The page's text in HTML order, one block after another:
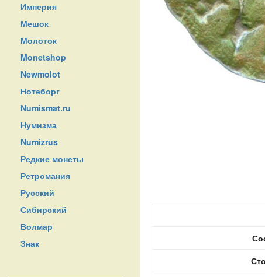
Империя
Мешок
Молоток
Monetshop
Newmolot
Нотеборг
Numismat.ru
Нумизма
Numizrus
Редкие монеты
Ретромания
Русский
Сибирский
Волмар
Знак